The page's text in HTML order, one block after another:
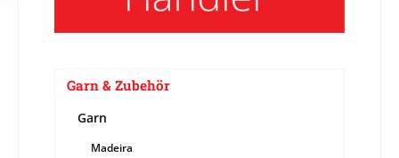
Garn & Zubehör
Garn
Madeira